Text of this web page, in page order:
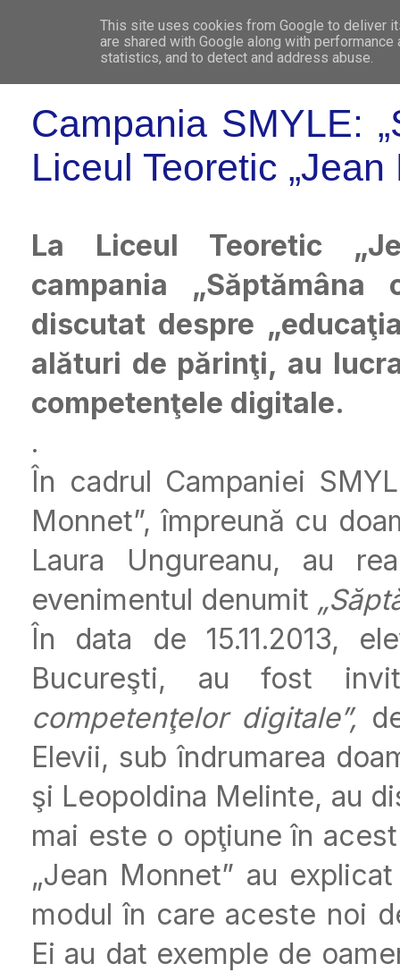
WHO
Campania SMYLE:
Liceul Teoretic
La Liceul Teoretic
campania
discutat despre
alături de părinţi, au
competenţele digitale.
.
În cadrul Campaniei
Monnet”, împreună cu
Laura Ungureanu, au
evenimentul denumit
În data de 15.11.2013,
Bucureşti, au fost
competenţelor digitale”,
Elevii, sub îndrumarea
şi Leopoldina Melinte, au
mai este o opţiune în
„Jean Monnet” au
modul în care aceste noi
Ei au dat exemple de
This site uses cookies from Google to deliver
are shared with Google along with
statistics, and to detect and address abuse.